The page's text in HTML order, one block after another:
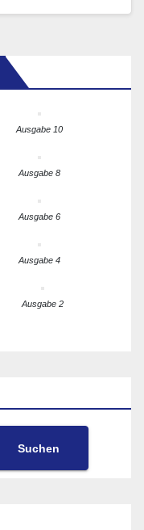
Ausgabe 10
Ausgabe 8
Ausgabe 6
Ausgabe 4
Ausgabe 2
Suchen